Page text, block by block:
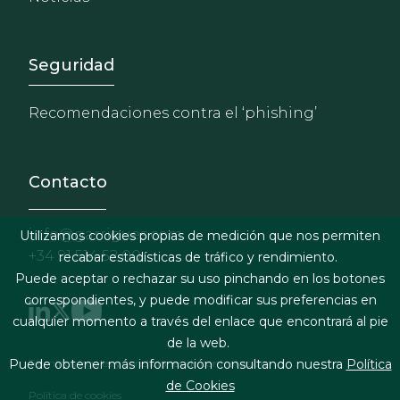
Footer - Extranet y
Seguridad
Recomendaciones contra el ‘phishing’
Contacto
info@garrigues.com
+34 91 514 52 00
Footer menu
Términos legales y condiciones de contratación
Política de cookies
Utilizamos cookies propias de medición que nos permiten
recabar estadísticas de tráfico y rendimiento.
Puede aceptar o rechazar su uso pinchando en los botones
correspondientes, y puede modificar sus preferencias en
cualquier momento a través del enlace que encontrará al pie
de la web.
Puede obtener más información consultando nuestra Política
de Cookies